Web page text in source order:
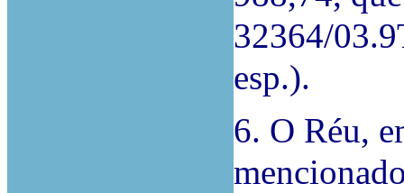
32364/
esp.).
6. O Réu,